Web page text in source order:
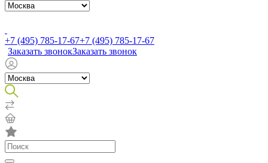
+7 (495) 785-17-67+7 (495) 785-17-67
Заказать звонокЗаказать звонок